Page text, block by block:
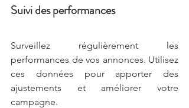
Suivi des performances
Surveillez régulièrement les
performances de vos annonces. Utilisez
ces données pour apporter des
ajustements et améliorer votre
campagne.